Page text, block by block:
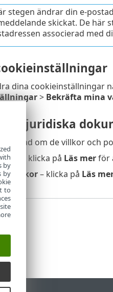
stegen ändrar din e-
skickat. De här
associerad med
dina cookieinställningar
> Bekräfta mina
till juridiska
om de villkor och
– klicka på Läs merför
– klicka på Läs
by
by
to